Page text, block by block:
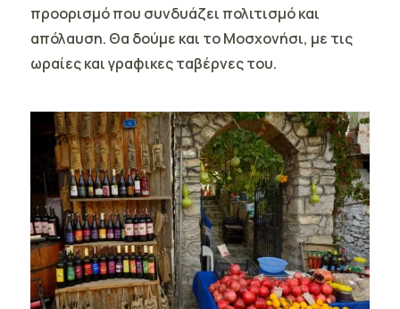
προορισμό που συνδυάζει πολιτισμό και
απόλαυση. Θα δούμε και το Μοσχονήσι, με τις
ωραίες και γραφικες ταβέρνες του.